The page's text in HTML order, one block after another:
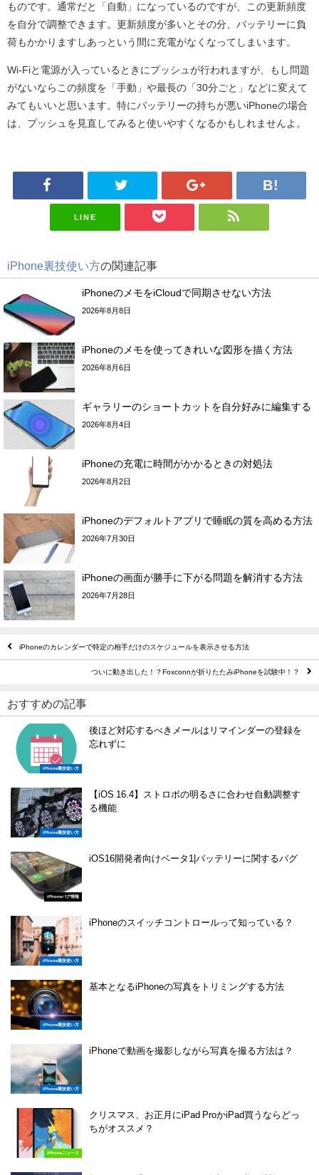
ものです。通常だと「自動」になっているのですが、この更新頻度
を自分で調整できます。更新頻度が多いとその分、バッテリーに負
荷もかかりますしあっという間に充電がなくなってしまいます。
Wi-Fiと電源が入っているときにプッシュが行われますが、もし問題
がないならこの頻度を「手動」や最長の「30分ごと」などに変えて
みてもいいと思います。特にバッテリーの持ちが悪いiPhoneの場合
は、プッシュを見直してみると使いやすくなるかもしれませんよ。
LINE
iPhone裏技使い方の関連記事
iPhoneのメモをiCloudで同期させない方法
2026年8月8日
iPhoneのメモを使ってきれいな図形を描く方法
2026年8月6日
ギャラリーのショートカットを自分好みに編集する
2026年8月4日
iPhoneの充電に時間がかかるときの対処法
2026年8月2日
iPhoneのデフォルトアプリで睡眠の質を高める方法
2026年7月30日
iPhoneの画面が勝手に下がる問題を解消する方法
2026年7月28日
iPhoneのカレンダーで特定の相手だけのスケジュールを表示させる方法
ついに動き出した！？Foxconnが折りたたみiPhoneを試験中！？
おすすめの記事
iPhone裏技使い方
後ほど対応するべきメールはリマインダーの登録を
忘れずに
iPhone裏技使い方
【iOS 16.4】ストロボの明るさに合わせ自動調整す
る機能
iPhoneバグ情報
iOS16開発者向けベータ1|バッテリーに関するバグ
iPhone裏技使い方
iPhoneのスイッチコントロールって知っている？
iPhone裏技使い方
基本となるiPhoneの写真をトリミングする方法
iPhone裏技使い方
iPhoneで動画を撮影しながら写真を撮る方法は？
iPhoneニュース
クリスマス、お正月にiPad ProかiPad買うならどっ
ちがオススメ？